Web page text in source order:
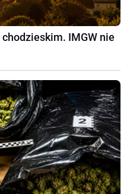
IMGW nie